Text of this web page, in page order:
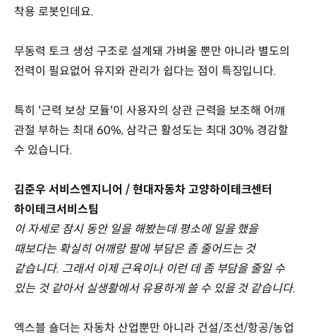
착용 로봇인데요.
무동력 토크 생성 구조로 설계돼 가벼울 뿐만 아니라 별도의
전력이 필요없어 유지와 관리가 쉽다는 점이 특징입니다.
특히 '근력 보상 모듈'이 사용자의 상관 근력을 보조해 어꺠
관절 부하는 최대 60%, 삼각근 활성도는 최대 30% 경감할
수 있습니다.
김준우 서비스엔지니어 / 현대자동차 고양하이테크센터
하이테크서비스팀
이 자세로 잠시 동안 일을 해봤는데 평소에 일을 했을
때보다는 확실히 어깨랑 팔에 부담은 좀 줄어드는 것
같습니다. 그래서 이제 근육이나 이런 데 좀 부담을 줄일 수
있는 것 같아서 실생활에서 유용하게 쓸 수 있을 것 같습니다.
엑스블 숄더는 자동차 산업뿐만 아니라 건설/조선/항공/농업